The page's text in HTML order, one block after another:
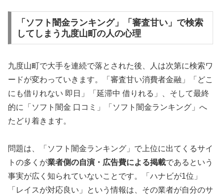
「ソフト闇金ランキング」「審査甘い」で検索
してしまう九度山町の人の心理
九度山町で大手を連続で落とされた後、人は次第に検索ワ
ードが変わっていきます。「審査甘い消費者金融」「どこ
にも借りれない 即日」「延滞中 借りれる」、そして最終
的に「ソフト闇金 口コミ」「ソフト闇金ランキング」へ
たどり着きます。
問題は、「ソフト闇金ランキング」で上位に出てくるサイ
トの多くが業者側の自演・広告費による掲載であるという
事実が広く知られていないことです。「ハナビが1位」
「レイスが対応良い」という情報は、その業者が自分のサ